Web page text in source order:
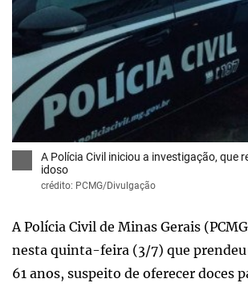
A Polícia Civil iniciou a investigação, que
idoso
crédito: PCMG/Divulgação
A Polícia Civil de Minas Gerais
nesta quinta-feira (3/7) que
61 anos, suspeito de oferecer doces